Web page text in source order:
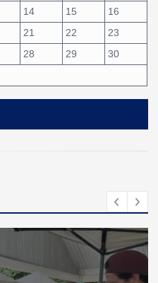
14 15
16
21 22
23
28 29
30